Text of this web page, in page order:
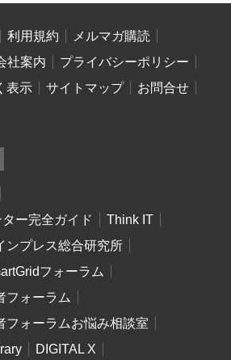
利用規約
メルマガ購読
社案内
プライバシーポリシー
表示
サイトマップ
お問合せ
ー完全ガイド
Think IT
ンプレス総合研究所
フォーラム
フォーラム
フォーラムお悩み相談室
DIGITAL X